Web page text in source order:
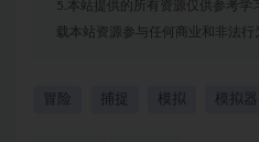
5.本站提供的所有资源仅供参考学
载本站资源参与任何商业和非法
冒险 捕捉 模拟 模拟器